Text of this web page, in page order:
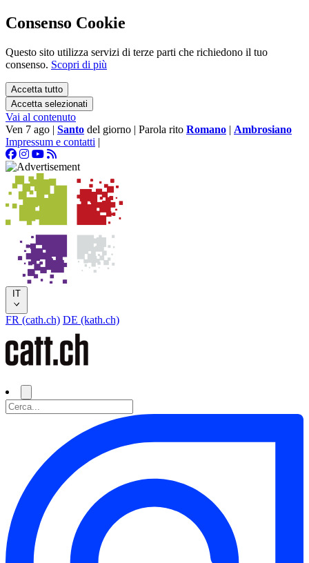
Consenso Cookie
Questo sito utilizza servizi di terze parti che richiedono il tuo
consenso. Scopri di più
Accetta tutto
Accetta selezionati
Vai al contenuto
Ven 7 ago | Santo del giorno | Parola rito Romano | Ambrosiano
Impressum e contatti |
IT
FR (cath.ch) DE (kath.ch)